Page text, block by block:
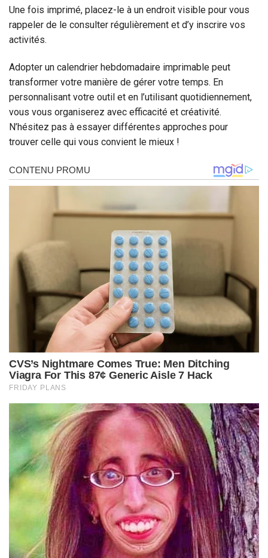
Une fois imprimé, placez-le à un endroit visible pour vous
rappeler de le consulter régulièrement et d’y inscrire vos
activités.
Adopter un calendrier hebdomadaire imprimable peut
transformer votre manière de gérer votre temps. En
personnalisant votre outil et en l’utilisant quotidiennement,
vous vous organiserez avec efficacité et créativité.
N’hésitez pas à essayer différentes approches pour
trouver celle qui vous convient le mieux !